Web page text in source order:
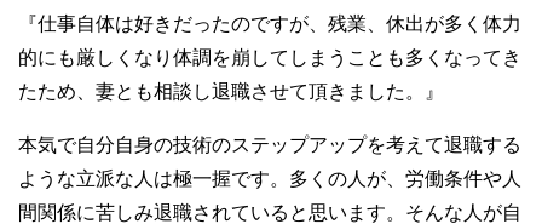
『仕事自体は好きだったのですが、残業、休出が多く体力
的にも厳しくなり体調を崩してしまうことも多くなってき
たため、妻とも相談し退職させて頂きました。』
本気で自分自身の技術のステップアップを考えて退職する
ような立派な人は極一握です。多くの人が、労働条件や人
間関係に苦しみ退職されていると思います。そんな人が自